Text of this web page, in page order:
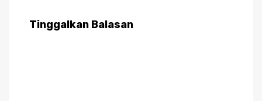
Tinggalkan Balasan